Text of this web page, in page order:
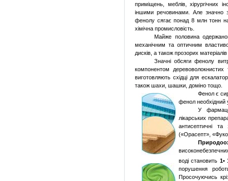
приміщень, меблів, хірургічних
іншими речовинами. Але значно
фенолу сягає понад 8 млн тонн на
хімічна промисловість.
Майже половина
механічним та оптичним
дисків, а також прозорих
Значні обсяги фенолу
компонентом
виготовляють східці для
також шахи, шашки, доміно тощо.
Фенол є
фенол необхідний
У
лікарських
антисептичні
(«Орасепт»,
воді становить 1•
порушення
Просочуючись